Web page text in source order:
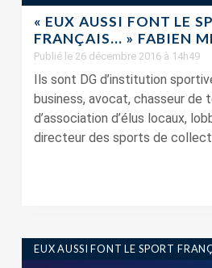
« EUX AUSSI FONT LE
FRANÇAIS… » FABIEN
Publié le 26 décembre 2016 à 14h49
Ils sont DG d’institution
business, avocat, chasseur de
d’association d’élus locaux,
directeur des sports de
EUX AUSSI FONT LE SPORT